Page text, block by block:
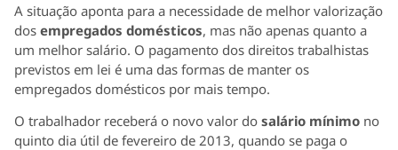
A situação aponta para a necessidade de melhor valorização
dos empregados domésticos, mas não apenas quanto a
um melhor salário. O pagamento dos direitos trabalhistas
previstos em lei é uma das formas de manter os
empregados domésticos por mais tempo.
O trabalhador receberá o novo valor do salário mínimo no
quinto dia útil de fevereiro de 2013, quando se paga o